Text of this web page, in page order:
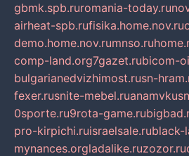
gbmk.spb.ruromania-today.ru
airheat-spb.rufisika.home.nov.ru
demo.home.nov.rumnso.ru
comp-land.org7gazet.rubicom-
bulgarianedvizhimost.rusn-
fexer.rusnite-mebel.ru
0sporte.ru9rota-game.ru
pro-kirpichi.ruisraelsale.rublack-
mynances.orgladalike.ruzozor.ru